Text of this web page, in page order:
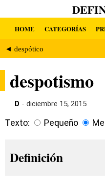
HOME CATEGORÍAS
◄ despótico
despotismo
D - diciembre 15, 2015
Texto: Pequeño
Definición